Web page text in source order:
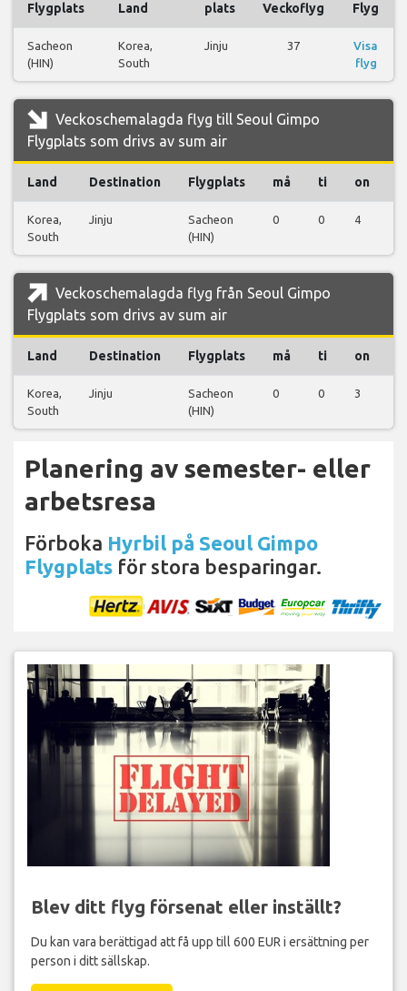
Flygplats Land plats Veckoflyg Flyg
Sacheon
(HIN)
Korea,
South
Jinju 37
Visa
flyg
Veckoschemalagda flyg till Seoul Gimpo
Flygplats som drivs av sum air
Land Destination Flygplats må ti on
Korea,
South
Jinju
Sacheon
(HIN)
0 0 4
Veckoschemalagda flyg från Seoul Gimpo
Flygplats som drivs av sum air
Land Destination Flygplats må ti on
Korea,
South
Jinju
Sacheon
(HIN)
0 0 3
Planering av semester- eller
arbetsresa
Förboka Hyrbil på Seoul Gimpo
Flygplats för stora besparingar.
Blev ditt flyg försenat eller inställt?
Du kan vara berättigad att få upp till 600 EUR i ersättning per
person i ditt sällskap.